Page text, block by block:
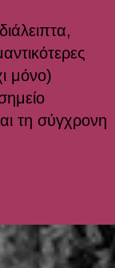
μόνο)
τη σύγχρονη